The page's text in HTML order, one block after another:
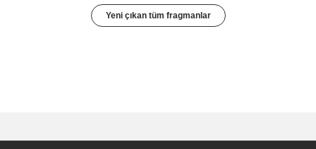
Yeni çıkan tüm fragmanlar